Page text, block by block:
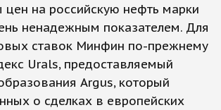
цен на российскую нефть марки
ненадежным показателем. Для
ставок Минфин по-прежнему
Urals, предоставляемый
Argus, который
о сделках в европейских